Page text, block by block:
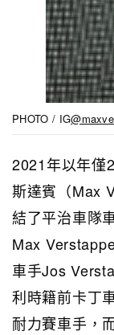
PHOTO / IG
2021年以年僅
斯達賓（Max
結了平治車隊
Max
車手Jos
利時籍前卡丁
耐力賽車手，